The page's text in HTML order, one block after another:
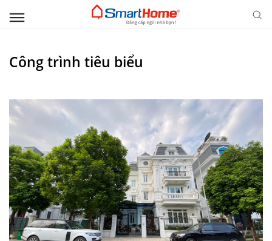
Công trình tiêu biểu